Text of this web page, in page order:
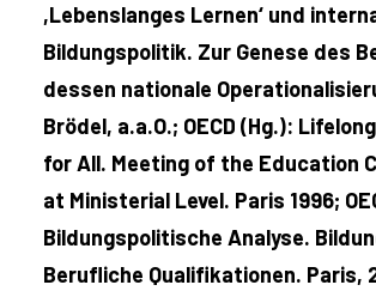
,Lebenslanges Lernen‘ und
Bildungspolitik. Zur Genese des
dessen nationale
Brödel, a.a.O.; OECD (Hg.):
for All. Meeting of the Education
at Ministerial Level. Paris 1996;
Bildungspolitische Analyse.
Berufliche Qualifikationen. Paris,